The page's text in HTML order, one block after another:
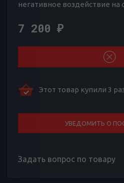
негативное воздействие на
7 200 ₽
Этот товар купили 3
УВЕДОМИТЬ О
Задать вопрос по товару